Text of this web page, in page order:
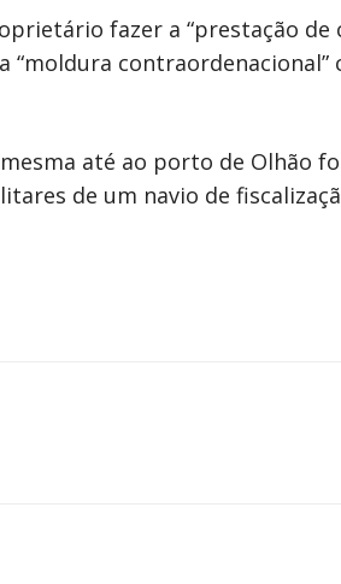
fazer a “prestação
contraordenacional”
até ao porto de Olhão
de um navio de